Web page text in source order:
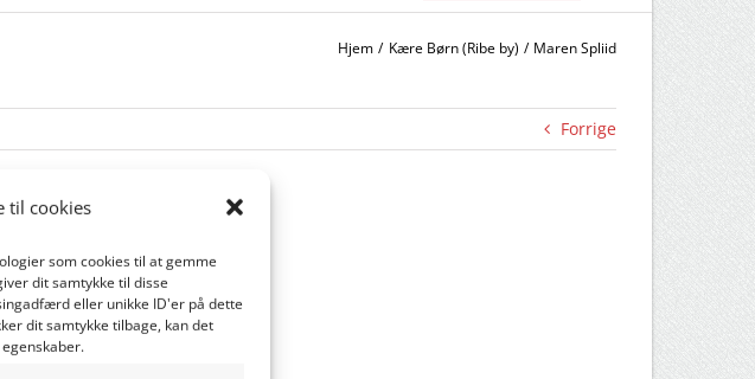
til cookies
som cookies til at gemme
dit samtykke til disse
eller unikke ID'er på dette
dit samtykke tilbage, kan det
Hjem Kære Børn (Ribe by) Maren Spliid
Forrige